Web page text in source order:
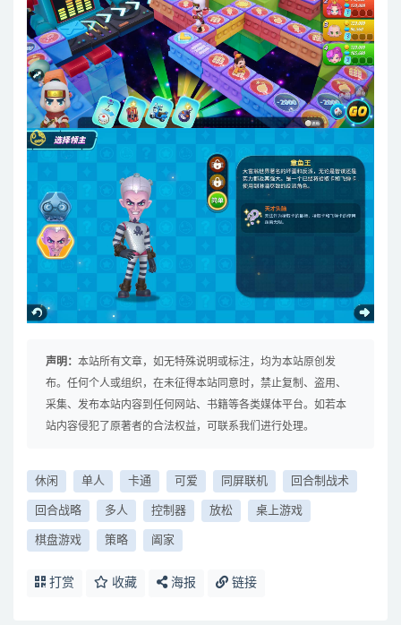
声明： 本站所有文章，如无特殊说明或标注，均为本站原创发
布。任何个人或组织，在未征得本站同意时，禁止复制、盗用、
采集、发布本站内容到任何网站、书籍等各类媒体平台。如若本
站内容侵犯了原著者的合法权益，可联系我们进行处理。
休闲 单人 卡通 可爱 同屏联机 回合制战术
回合战略 多人 控制器 放松 桌上游戏
棋盘游戏 策略 阖家
打赏 收藏 海报 链接